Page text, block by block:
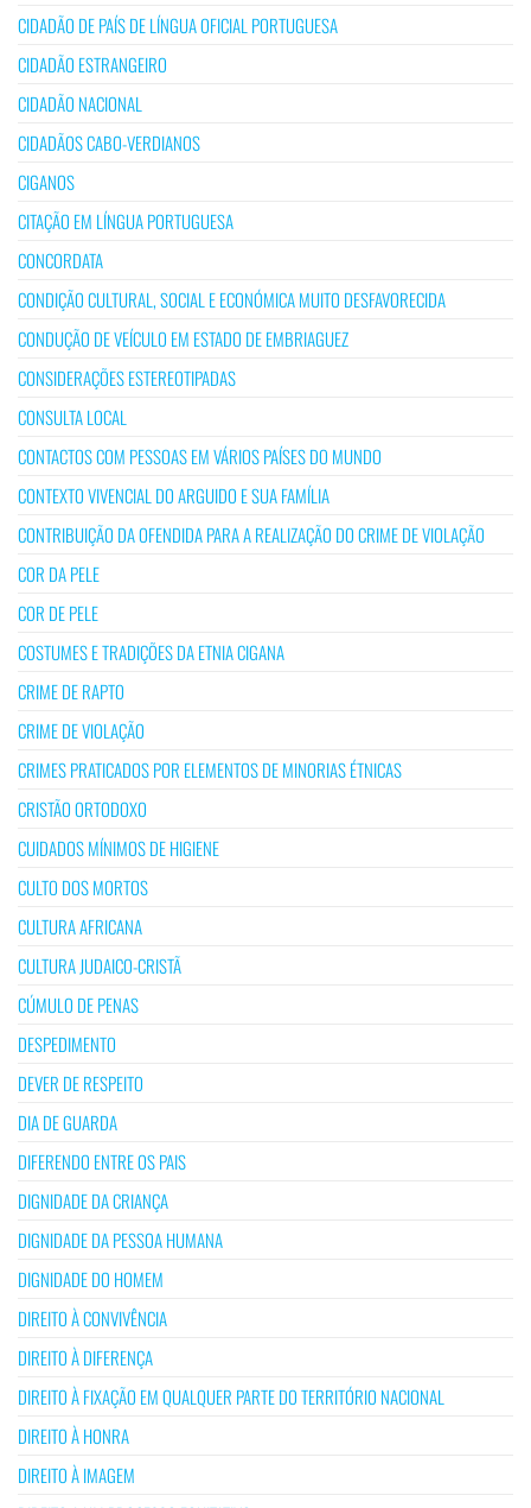
CIDADÃO DE PAÍS DE LÍNGUA OFICIAL PORTUGUESA
CIDADÃO ESTRANGEIRO
CIDADÃO NACIONAL
CIDADÃOS CABO-VERDIANOS
CIGANOS
CITAÇÃO EM LÍNGUA PORTUGUESA
CONCORDATA
CONDIÇÃO CULTURAL, SOCIAL E ECONÓMICA MUITO DESFAVORECIDA
CONDUÇÃO DE VEÍCULO EM ESTADO DE EMBRIAGUEZ
CONSIDERAÇÕES ESTEREOTIPADAS
CONSULTA LOCAL
CONTACTOS COM PESSOAS EM VÁRIOS PAÍSES DO MUNDO
CONTEXTO VIVENCIAL DO ARGUIDO E SUA FAMÍLIA
CONTRIBUIÇÃO DA OFENDIDA PARA A REALIZAÇÃO DO CRIME DE VIOLAÇÃO
COR DA PELE
COR DE PELE
COSTUMES E TRADIÇÕES DA ETNIA CIGANA
CRIME DE RAPTO
CRIME DE VIOLAÇÃO
CRIMES PRATICADOS POR ELEMENTOS DE MINORIAS ÉTNICAS
CRISTÃO ORTODOXO
CUIDADOS MÍNIMOS DE HIGIENE
CULTO DOS MORTOS
CULTURA AFRICANA
CULTURA JUDAICO-CRISTÃ
CÚMULO DE PENAS
DESPEDIMENTO
DEVER DE RESPEITO
DIA DE GUARDA
DIFERENDO ENTRE OS PAIS
DIGNIDADE DA CRIANÇA
DIGNIDADE DA PESSOA HUMANA
DIGNIDADE DO HOMEM
DIREITO À CONVIVÊNCIA
DIREITO À DIFERENÇA
DIREITO À FIXAÇÃO EM QUALQUER PARTE DO TERRITÓRIO NACIONAL
DIREITO À HONRA
DIREITO À IMAGEM